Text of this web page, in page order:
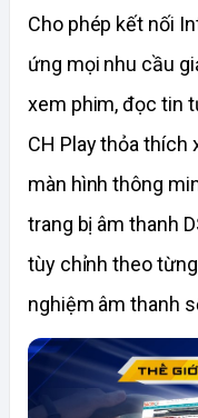
Cho phép kết nối
ứng mọi nhu cầu
xem phim, đọc tin
CH Play thỏa thích
màn hình thông
trang bị âm thanh
tùy chỉnh theo
nghiệm âm thanh